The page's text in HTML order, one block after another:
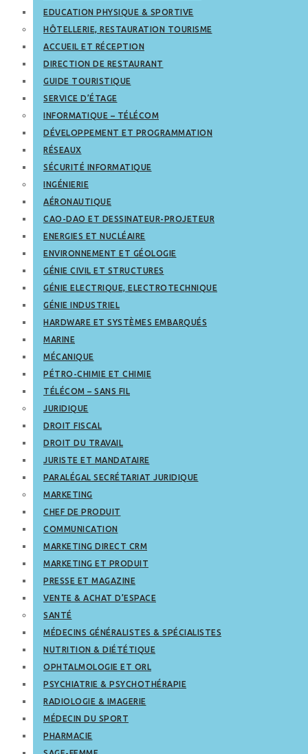
EDUCATION PHYSIQUE & SPORTIVE
HÔTELLERIE, RESTAURATION TOURISME
ACCUEIL ET RÉCEPTION
DIRECTION DE RESTAURANT
GUIDE TOURISTIQUE
SERVICE D’ÉTAGE
INFORMATIQUE – TÉLÉCOM
DÉVELOPPEMENT ET PROGRAMMATION
RÉSEAUX
SÉCURITÉ INFORMATIQUE
INGÉNIERIE
AÉRONAUTIQUE
CAO-DAO ET DESSINATEUR-PROJETEUR
ENERGIES ET NUCLÉAIRE
ENVIRONNEMENT ET GÉOLOGIE
GÉNIE CIVIL ET STRUCTURES
GÉNIE ELECTRIQUE, ELECTROTECHNIQUE
GÉNIE INDUSTRIEL
HARDWARE ET SYSTÈMES EMBARQUÉS
MARINE
MÉCANIQUE
PÉTRO-CHIMIE ET CHIMIE
TÉLÉCOM – SANS FIL
JURIDIQUE
DROIT FISCAL
DROIT DU TRAVAIL
JURISTE ET MANDATAIRE
PARALÉGAL SECRÉTARIAT JURIDIQUE
MARKETING
CHEF DE PRODUIT
COMMUNICATION
MARKETING DIRECT CRM
MARKETING ET PRODUIT
PRESSE ET MAGAZINE
VENTE & ACHAT D’ESPACE
SANTÉ
MÉDECINS GÉNÉRALISTES & SPÉCIALISTES
NUTRITION & DIÉTÉTIQUE
OPHTALMOLOGIE ET ORL
PSYCHIATRIE & PSYCHOTHÉRAPIE
RADIOLOGIE & IMAGERIE
MÉDECIN DU SPORT
PHARMACIE